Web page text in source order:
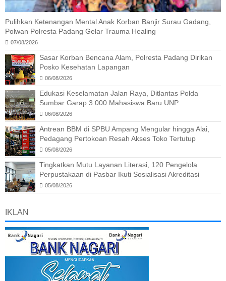
Pulihkan Ketenangan Mental Anak Korban Banjir Surau Gadang,
Polwan Polresta Padang Gelar Trauma Healing
07/08/2026
Sasar Korban Bencana Alam, Polresta Padang Dirikan
Posko Kesehatan Lapangan
06/08/2026
Edukasi Keselamatan Jalan Raya, Ditlantas Polda
Sumbar Garap 3.000 Mahasiswa Baru UNP
06/08/2026
Antrean BBM di SPBU Ampang Mengular hingga Alai,
Pedagang Pertokoan Resah Akses Toko Tertutup
05/08/2026
Tingkatkan Mutu Layanan Literasi, 120 Pengelola
Perpustakaan di Pasbar Ikuti Sosialisasi Akreditasi
05/08/2026
IKLAN